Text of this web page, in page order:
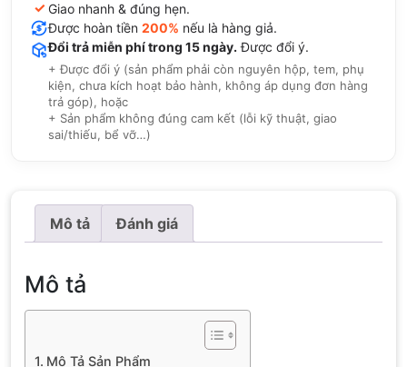
✓ Giao nhanh & đúng hẹn.
Được hoàn tiền 200% nếu là hàng giả.
Đổi trả miễn phí trong 15 ngày. Được đổi ý.
+ Được đổi ý (sản phẩm phải còn nguyên hộp, tem, phụ
kiện, chưa kích hoạt bảo hành, không áp dụng đơn hàng
trả góp), hoặc
+ Sản phẩm không đúng cam kết (lỗi kỹ thuật, giao
sai/thiếu, bể vỡ…)
Mô tả Đánh giá
Mô tả
Mô Tả Sản Phẩm